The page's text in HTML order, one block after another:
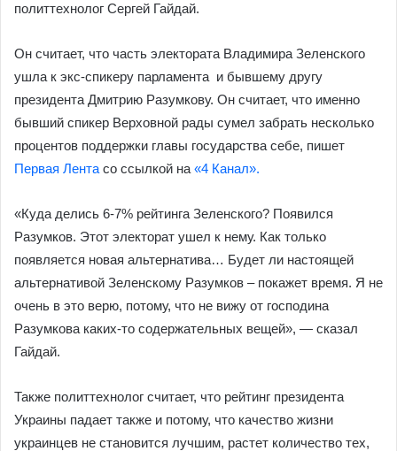
политтехнолог Сергей Гайдай.
Он считает, что часть электората Владимира Зеленского
ушла к экс-спикеру парламента и бывшему другу
президента Дмитрию Разумкову. Он считает, что именно
бывший спикер Верховной рады сумел забрать несколько
процентов поддержки главы государства себе, пишет
Первая Лента со ссылкой на «4 Канал».
«Куда делись 6-7% рейтинга Зеленского? Появился
Разумков. Этот электорат ушел к нему. Как только
появляется новая альтернатива… Будет ли настоящей
альтернативой Зеленскому Разумков – покажет время. Я не
очень в это верю, потому, что не вижу от господина
Разумкова каких-то содержательных вещей», — сказал
Гайдай.
Также политтехнолог считает, что рейтинг президента
Украины падает также и потому, что качество жизни
украинцев не становится лучшим, растет количество тех,